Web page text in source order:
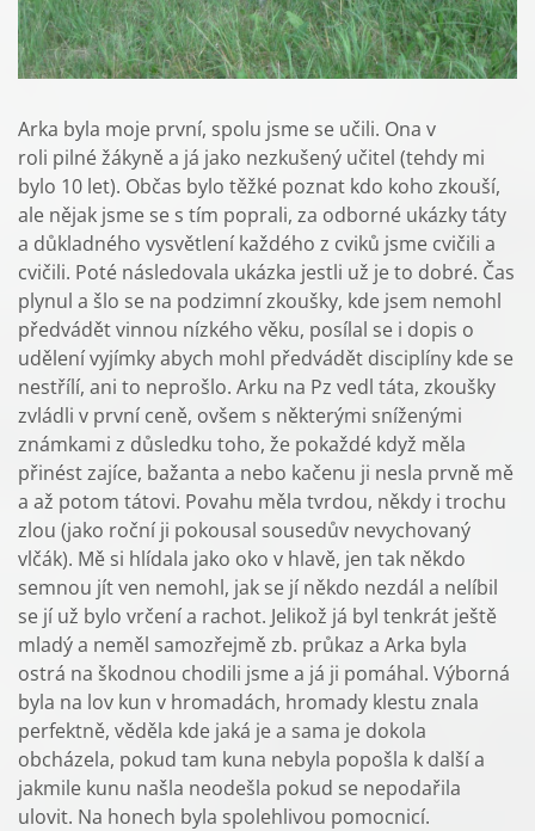
Arka byla moje první, spolu jsme se učili. Ona v
roli pilné žákyně a já jako nezkušený učitel (tehdy mi
bylo 10 let). Občas bylo těžké poznat kdo koho zkouší,
ale nějak jsme se s tím poprali, za odborné ukázky táty
a důkladného vysvětlení každého z cviků jsme cvičili a
cvičili. Poté následovala ukázka jestli už je to dobré. Čas
plynul a šlo se na podzimní zkoušky, kde jsem nemohl
předvádět vinnou nízkého věku, posílal se i dopis o
udělení vyjímky abych mohl předvádět disciplíny kde se
nestřílí, ani to neprošlo. Arku na Pz vedl táta, zkoušky
zvládli v první ceně, ovšem s některými sníženými
známkami z důsledku toho, že pokaždé když měla
přinést zajíce, bažanta a nebo kačenu ji nesla prvně mě
a až potom tátovi. Povahu měla tvrdou, někdy i trochu
zlou (jako roční ji pokousal sousedův nevychovaný
vlčák). Mě si hlídala jako oko v hlavě, jen tak někdo
semnou jít ven nemohl, jak se jí někdo nezdál a nelíbil
se jí už bylo vrčení a rachot. Jelikož já byl tenkrát ještě
mladý a neměl samozřejmě zb. průkaz a Arka byla
ostrá na škodnou chodili jsme a já ji pomáhal. Výborná
byla na lov kun v hromadách, hromady klestu znala
perfektně, věděla kde jaká je a sama je dokola
obcházela, pokud tam kuna nebyla popošla k další a
jakmile kunu našla neodešla pokud se nepodařila
ulovit. Na honech byla spolehlivou pomocnicí.